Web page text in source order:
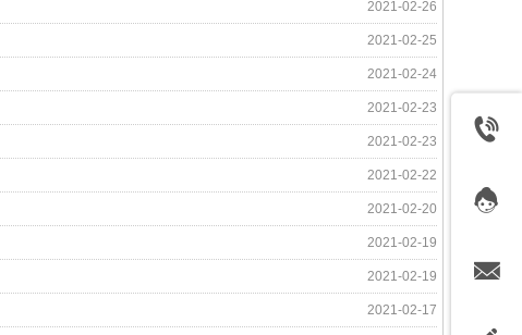
2021-02-26
2021-02-25
2021-02-24
2021-02-23
2021-02-23
2021-02-22
2021-02-20
2021-02-19
2021-02-19
2021-02-17